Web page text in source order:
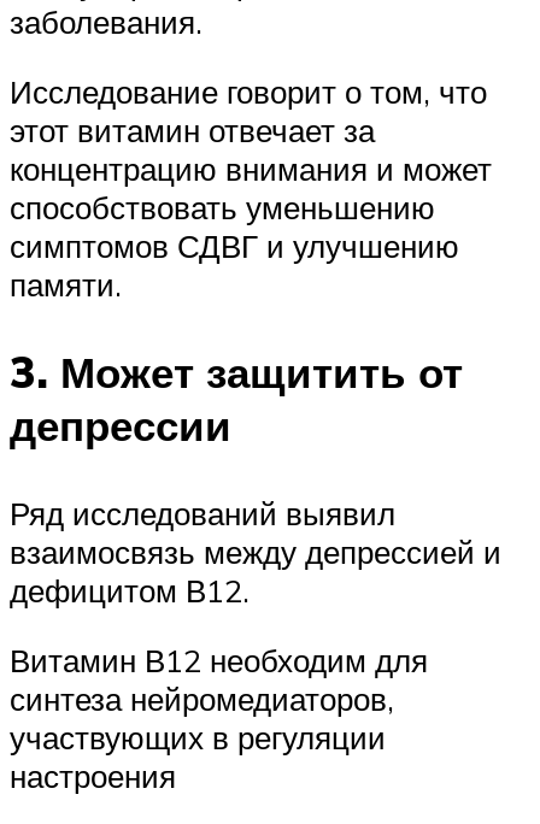
заболевания.
Исследование говорит о том, что
этот витамин отвечает за
концентрацию внимания и может
способствовать уменьшению
симптомов СДВГ и улучшению
памяти.
3. Может защитить от
депрессии
Ряд исследований выявил
взаимосвязь между депрессией и
дефицитом В12.
Витамин В12 необходим для
синтеза нейромедиаторов,
участвующих в регуляции
настроения